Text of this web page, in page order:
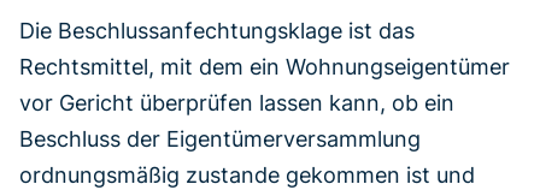
Die Beschlussanfechtungsklage ist das
Rechtsmittel, mit dem ein Wohnungseigentümer
vor Gericht überprüfen lassen kann, ob ein
Beschluss der Eigentümerversammlung
ordnungsmäßig zustande gekommen ist und